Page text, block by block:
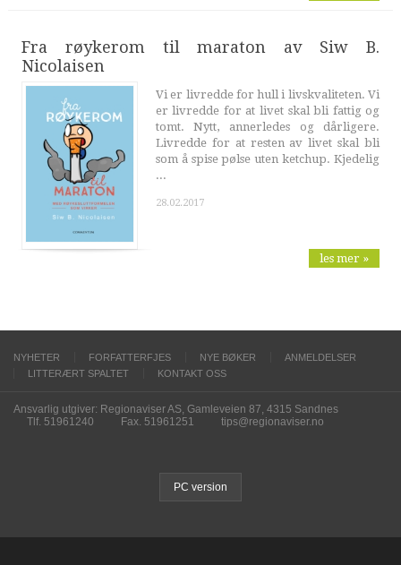
Fra røykerom til maraton av Siw B.
Nicolaisen
Vi er livredde for hull i livskvaliteten. Vi
er livredde for at livet skal bli fattig og
tomt. Nytt, annerledes og dårligere.
Livredde for at resten av livet skal bli
som å spise pølse uten ketchup. Kjedelig
...
28.02.2017
les mer »
NYHETER FORFATTERFJES NYE BØKER
ANMELDELSER
LITTERÆRT SPALTET
KONTAKT OSS
Ansvarlig utgiver: Regionaviser AS, Gamleveien 87, 4315 Sandnes
Tlf. 51961240
Fax. 51961251 tips@regionaviser.no
PC version